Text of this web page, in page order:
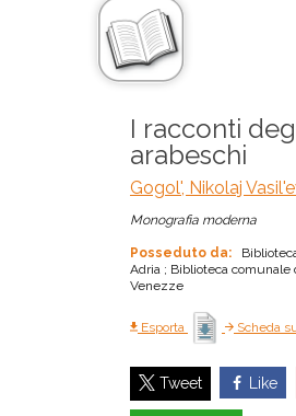
I racconti
arabeschi
Gogol', Nikolaj
Monografia moderna
Posseduto da:
Adria ; Biblioteca comunale
Venezze
Esporta Scheda
Tweet Like